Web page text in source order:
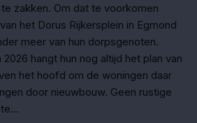
zakken. Om dat te voorkomen
het Dorus Rijkersplein in Egmond
meer van hun dorpsgenoten.
hangt hun nog altijd het plan van
het hoofd om de woningen daar
door nieuwbouw. Geen rustige